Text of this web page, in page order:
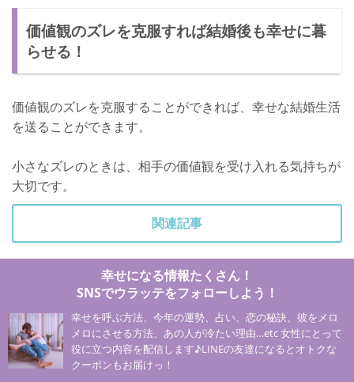
価値観のズレを克服すれば結婚後も幸せに暮
らせる！
価値観のズレを克服することができれば、幸せな結婚生活
を送ることができます。
小さなズレのときは、相手の価値観を受け入れる気持ちが
大切です。
関連記事
幸せになる情報たくさん！
SNSでウラッテをフォローしよう！
幸せを呼ぶ方法、今年の運勢、占い、恋の秘訣、彼をメロ
メロにさせる方法、あの人が冷たい理由…etc 女性にとって
役に立つ内容を配信します♪LINEの友達になるとオトクな
クーポンもお届けっ！